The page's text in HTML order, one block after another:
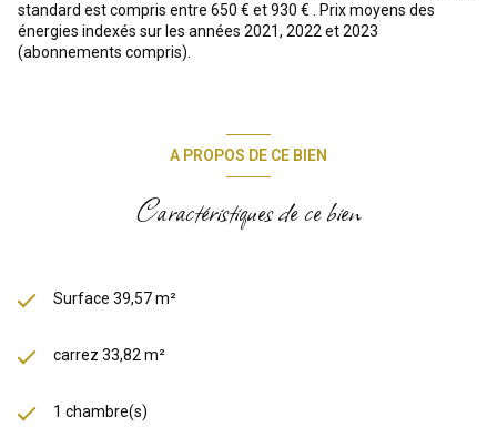
standard est compris entre 650 € et 930 € . Prix moyens des
énergies indexés sur les années 2021, 2022 et 2023
(abonnements compris).
A PROPOS DE CE BIEN
Caractéristiques de ce bien
Surface 39,57 m²
carrez 33,82 m²
1 chambre(s)